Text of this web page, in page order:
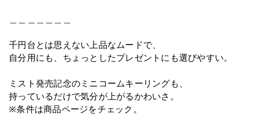
千円台とは思えない上品なムードで、
自分用にも、ちょっとしたプレゼントにも選びやすい。
ミスト発売記念のミニコームキーリングも、
持っているだけで気分が上がるかわいさ。
※条件は商品ページをチェック。